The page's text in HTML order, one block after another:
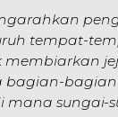
tempat-
membiarkan
bagi­an-
mana sungai-